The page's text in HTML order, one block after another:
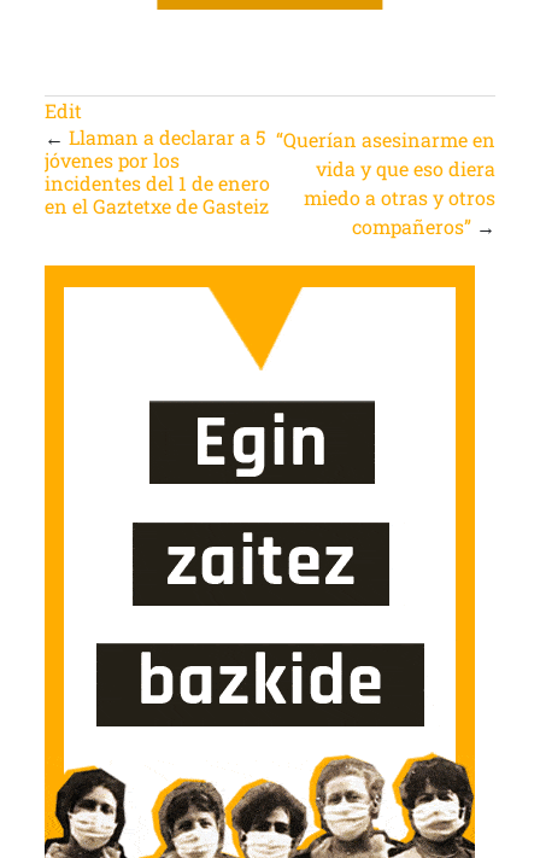
Edit
← Llaman a declarar a 5
jóvenes por los
incidentes del 1 de enero
en el Gaztetxe de Gasteiz
“Querían asesinarme en
vida y que eso diera
miedo a otras y otros
compañeros” →